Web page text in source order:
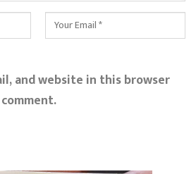
and website in this browser